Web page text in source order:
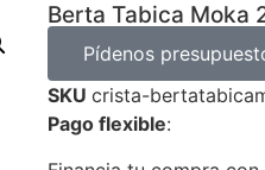
Berta Tabica Moka
Pídenos
SKU crista-
Pago flexible: